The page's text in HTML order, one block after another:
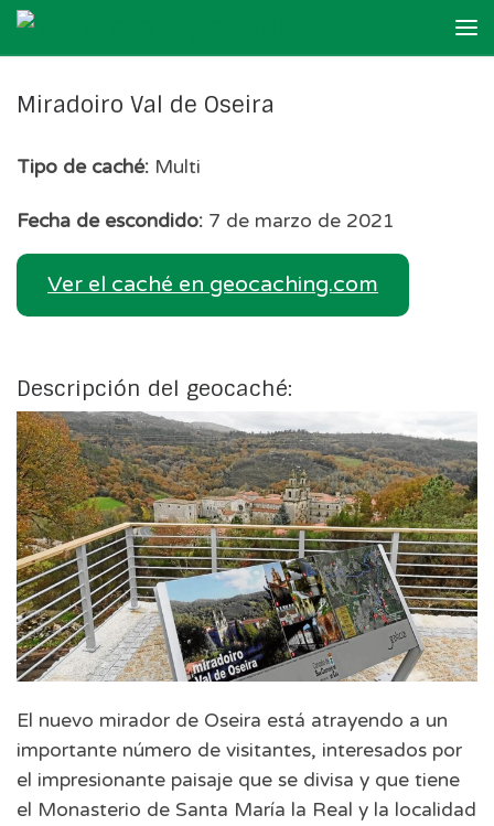
Skip to content
Miradoiro Val de Oseira
Tipo de caché: Multi
Fecha de escondido: 7 de marzo de 2021
Ver el caché en geocaching.com
Descripción del geocaché:
El nuevo mirador de Oseira está atrayendo a un
importante número de visitantes, interesados por
el impresionante paisaje que se divisa y que tiene
el Monasterio de Santa María la Real y la localidad